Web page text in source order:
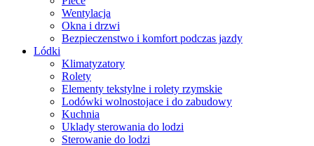
Wentylacja
Okna i drzwi
Bezpieczenstwo i komfort podczas jazdy
Lódki
Klimatyzatory
Rolety
Elementy tekstylne i rolety rzymskie
Lodówki wolnostojace i do zabudowy
Kuchnia
Uklady sterowania do lodzi
Sterowanie do lodzi